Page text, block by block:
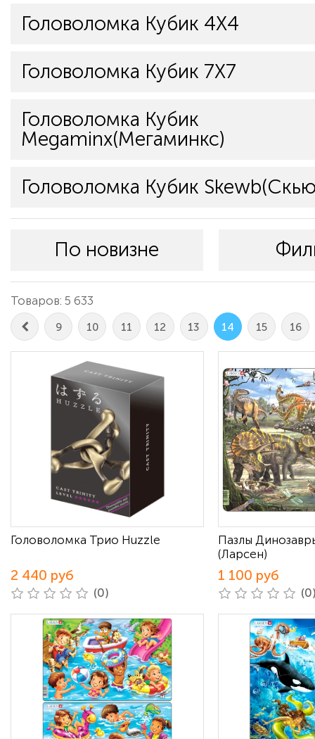
Головоломка Кубик 4Х4
Головоломка Кубик 7Х7
Головоломка Кубик
Megaminx(Мегаминкс)
Головоломка Кубик
По новизне
Товаров: 5 633
9 10 11 12 13 14 15 16
Головоломка Трио Huzzle
2 440 руб
(0)
Пазлы
(Ларсен)
1 100 руб